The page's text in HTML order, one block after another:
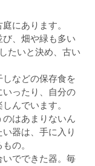
にあります。
、畑や緑も多い
たいと決め、古い
などの保存食を
ったり、自分の
んでいます。
のはあまりないん
器は、手に入り
の。
でできた器。毎